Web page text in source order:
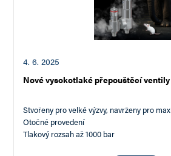
4. 6. 2025
Nové vysokotlaké přepouštěcí
Stvořeny pro velké výzvy, navrženy pro
Otočné provedení
Tlakový rozsah až 1000 bar